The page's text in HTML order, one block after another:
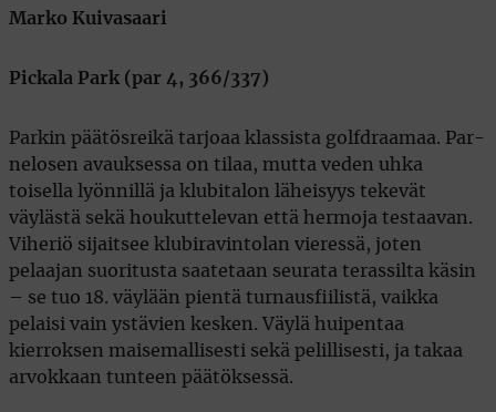
Marko Kuivasaari
Pickala Park (par 4, 366/337)
Parkin päätösreikä tarjoaa klassista golfdraamaa. Par-
nelosen avauksessa on tilaa, mutta veden uhka
toisella lyönnillä ja klubitalon läheisyys tekevät
väylästä sekä houkuttelevan että hermoja testaavan.
Viheriö sijaitsee klubiravintolan vieressä, joten
pelaajan suoritusta saatetaan seurata terassilta käsin
– se tuo 18. väylään pientä turnausfiilistä, vaikka
pelaisi vain ystävien kesken. Väylä huipentaa
kierroksen maisemallisesti sekä pelillisesti, ja takaa
arvokkaan tunteen päätöksessä.